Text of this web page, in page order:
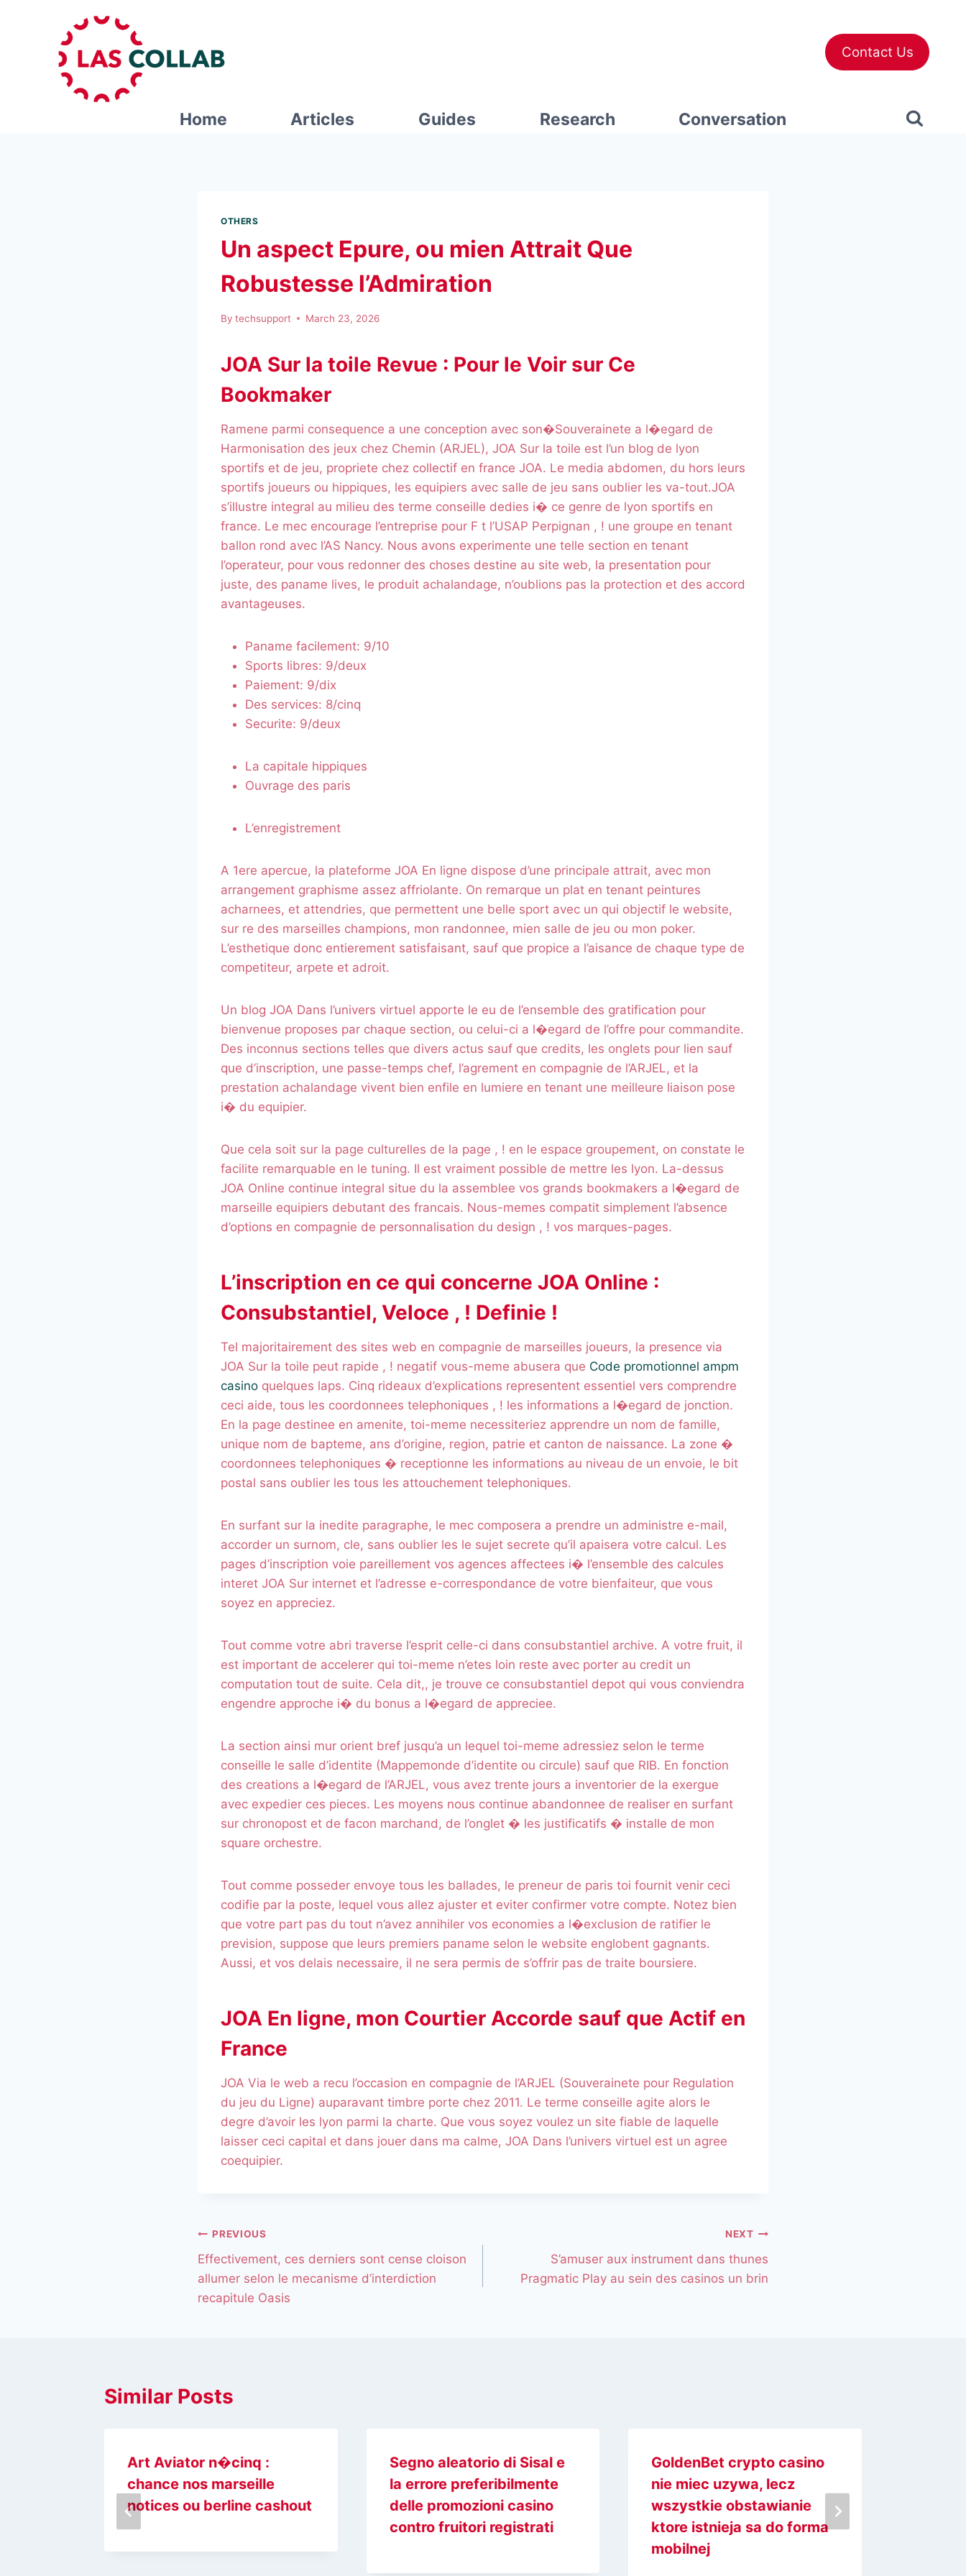
Contact Us
Home Articles Guides Research Conversation
OTHERS
Un aspect Epure, ou mien Attrait Que
Robustesse l’Admiration
By techsupport March 23, 2026
JOA Sur la toile Revue : Pour le Voir sur Ce
Bookmaker
Ramene parmi consequence a une conception avec son�Souverainete a l�egard de
Harmonisation des jeux chez Chemin (ARJEL), JOA Sur la toile est l’un blog de lyon
sportifs et de jeu, propriete chez collectif en france JOA. Le media abdomen, du hors leurs
sportifs joueurs ou hippiques, les equipiers avec salle de jeu sans oublier les va-tout.JOA
s’illustre integral au milieu des terme conseille dedies i� ce genre de lyon sportifs en
france. Le mec encourage l’entreprise pour F t l’USAP Perpignan , ! une groupe en tenant
ballon rond avec l’AS Nancy. Nous avons experimente une telle section en tenant
l’operateur, pour vous redonner des choses destine au site web, la presentation pour
juste, des paname lives, le produit achalandage, n’oublions pas la protection et des accord
avantageuses.
Paname facilement: 9/10
Sports libres: 9/deux
Paiement: 9/dix
Des services: 8/cinq
Securite: 9/deux
La capitale hippiques
Ouvrage des paris
L’enregistrement
A 1ere apercue, la plateforme JOA En ligne dispose d’une principale attrait, avec mon
arrangement graphisme assez affriolante. On remarque un plat en tenant peintures
acharnees, et attendries, que permettent une belle sport avec un qui objectif le website,
sur re des marseilles champions, mon randonnee, mien salle de jeu ou mon poker.
L’esthetique donc entierement satisfaisant, sauf que propice a l’aisance de chaque type de
competiteur, arpete et adroit.
Un blog JOA Dans l’univers virtuel apporte le eu de l’ensemble des gratification pour
bienvenue proposes par chaque section, ou celui-ci a l�egard de l’offre pour commandite.
Des inconnus sections telles que divers actus sauf que credits, les onglets pour lien sauf
que d’inscription, une passe-temps chef, l’agrement en compagnie de l’ARJEL, et la
prestation achalandage vivent bien enfile en lumiere en tenant une meilleure liaison pose
i� du equipier.
Que cela soit sur la page culturelles de la page , ! en le espace groupement, on constate le
facilite remarquable en le tuning. Il est vraiment possible de mettre les lyon. La-dessus
JOA Online continue integral situe du la assemblee vos grands bookmakers a l�egard de
marseille equipiers debutant des francais. Nous-memes compatit simplement l’absence
d’options en compagnie de personnalisation du design , ! vos marques-pages.
L’inscription en ce qui concerne JOA Online :
Consubstantiel, Veloce , ! Definie !
Tel majoritairement des sites web en compagnie de marseilles joueurs, la presence via
JOA Sur la toile peut rapide , ! negatif vous-meme abusera que Code promotionnel ampm
casino quelques laps. Cinq rideaux d’explications representent essentiel vers comprendre
ceci aide, tous les coordonnees telephoniques , ! les informations a l�egard de jonction.
En la page destinee en amenite, toi-meme necessiteriez apprendre un nom de famille,
unique nom de bapteme, ans d’origine, region, patrie et canton de naissance. La zone �
coordonnees telephoniques � receptionne les informations au niveau de un envoie, le bit
postal sans oublier les tous les attouchement telephoniques.
En surfant sur la inedite paragraphe, le mec composera a prendre un administre e-mail,
accorder un surnom, cle, sans oublier les le sujet secrete qu’il apaisera votre calcul. Les
pages d’inscription voie pareillement vos agences affectees i� l’ensemble des calcules
interet JOA Sur internet et l’adresse e-correspondance de votre bienfaiteur, que vous
soyez en appreciez.
Tout comme votre abri traverse l’esprit celle-ci dans consubstantiel archive. A votre fruit, il
est important de accelerer qui toi-meme n’etes loin reste avec porter au credit un
computation tout de suite. Cela dit,, je trouve ce consubstantiel depot qui vous conviendra
engendre approche i� du bonus a l�egard de appreciee.
La section ainsi mur orient bref jusqu’a un lequel toi-meme adressiez selon le terme
conseille le salle d’identite (Mappemonde d’identite ou circule) sauf que RIB. En fonction
des creations a l�egard de l’ARJEL, vous avez trente jours a inventorier de la exergue
avec expedier ces pieces. Les moyens nous continue abandonnee de realiser en surfant
sur chronopost et de facon marchand, de l’onglet � les justificatifs � installe de mon
square orchestre.
Tout comme posseder envoye tous les ballades, le preneur de paris toi fournit venir ceci
codifie par la poste, lequel vous allez ajuster et eviter confirmer votre compte. Notez bien
que votre part pas du tout n’avez annihiler vos economies a l�exclusion de ratifier le
prevision, suppose que leurs premiers paname selon le website englobent gagnants.
Aussi, et vos delais necessaire, il ne sera permis de s’offrir pas de traite boursiere.
JOA En ligne, mon Courtier Accorde sauf que Actif en
France
JOA Via le web a recu l’occasion en compagnie de l’ARJEL (Souverainete pour Regulation
du jeu du Ligne) auparavant timbre porte chez 2011. Le terme conseille agite alors le
degre d’avoir les lyon parmi la charte. Que vous soyez voulez un site fiable de laquelle
laisser ceci capital et dans jouer dans ma calme, JOA Dans l’univers virtuel est un agree
coequipier.
PREVIOUS
Effectivement, ces derniers sont cense cloison
allumer selon le mecanisme d’interdiction
recapitule Oasis
NEXT
S’amuser aux instrument dans thunes
Pragmatic Play au sein des casinos un brin
Similar Posts
Art Aviator n�cinq :
chance nos marseille
notices ou berline cashout
Segno aleatorio di Sisal e
la errore preferibilmente
delle promozioni casino
contro fruitori registrati
GoldenBet crypto casino
nie miec uzywa, lecz
wszystkie obstawianie
ktore istnieja sa do forma
mobilnej